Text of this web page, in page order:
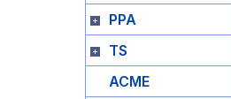
PPA
TS
ACME